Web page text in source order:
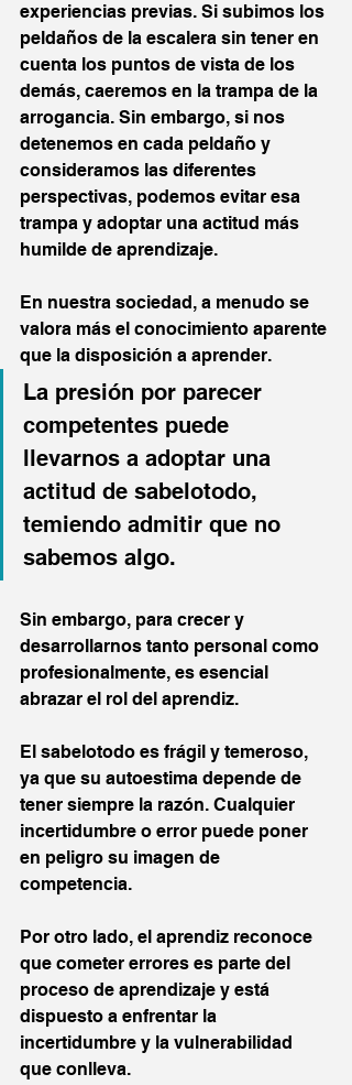
experiencias previas. Si subimos los
peldaños de la escalera sin tener en
cuenta los puntos de vista de los
demás, caeremos en la trampa de la
arrogancia. Sin embargo, si nos
detenemos en cada peldaño y
consideramos las diferentes
perspectivas, podemos evitar esa
trampa y adoptar una actitud más
humilde de aprendizaje.
En nuestra sociedad, a menudo se
valora más el conocimiento aparente
que la disposición a aprender.
La presión por parecer
competentes puede
llevarnos a adoptar una
actitud de sabelotodo,
temiendo admitir que no
sabemos algo.
Sin embargo, para crecer y
desarrollarnos tanto personal como
profesionalmente, es esencial
abrazar el rol del aprendiz.
El sabelotodo es frágil y temeroso,
ya que su autoestima depende de
tener siempre la razón. Cualquier
incertidumbre o error puede poner
en peligro su imagen de
competencia.
Por otro lado, el aprendiz reconoce
que cometer errores es parte del
proceso de aprendizaje y está
dispuesto a enfrentar la
incertidumbre y la vulnerabilidad
que conlleva.